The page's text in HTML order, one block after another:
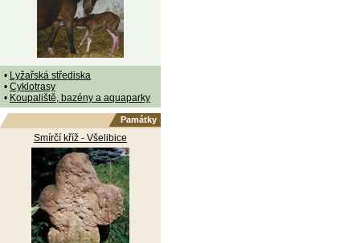
• Lyžařská střediska
• Cyklotrasy
• Koupaliště, bazény a aquaparky
Památky
Smírčí kříž - Všelibice